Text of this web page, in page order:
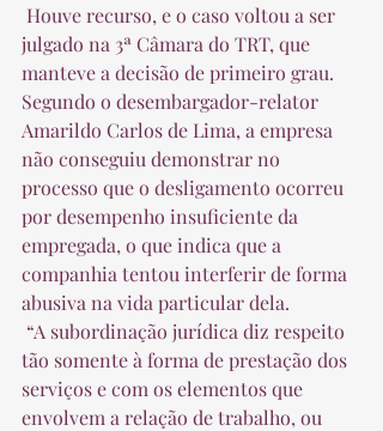
julgado na 3ª Câmara do TRT, que
manteve a decisão de primeiro grau.
Segundo o desembargador-relator
Amarildo Carlos de Lima, a empresa
não conseguiu demonstrar no
processo que o desligamento ocorreu
por desempenho insuficiente da
empregada, o que indica que a
companhia tentou interferir de forma
abusiva na vida particular dela.
tão somente à forma de prestação dos
serviços e com os elementos que
envolvem a relação de trabalho, ou